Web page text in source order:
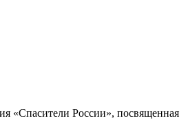
«Спасители России», посвященная